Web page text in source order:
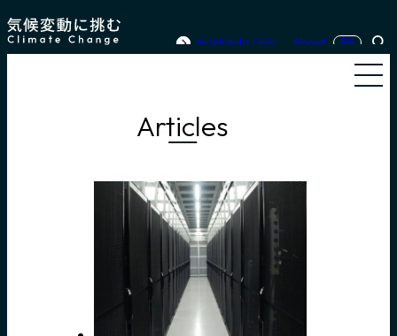
内容をスキップ
Hokkaido Univ. About EN
Articles